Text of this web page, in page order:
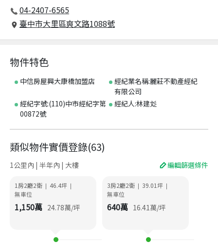
04-2407-6565
臺中市大里區爽文路1088號
物件特色
中信房屋興大康橋加盟店
經紀業名稱:麗莊不動產經紀
有限公司
經紀字號:(110)中市經紀字第
00872號
經紀人:林建彣
類似物件實價登錄(63)
1公里內 | 半年內 | 大樓 編輯篩選條件
1房2廳2衛 | 46.4坪 |
無車位
1,150萬 24.78萬/坪
3房2廳2衛 | 39.01坪 |
無車位
640萬 16.41萬/坪